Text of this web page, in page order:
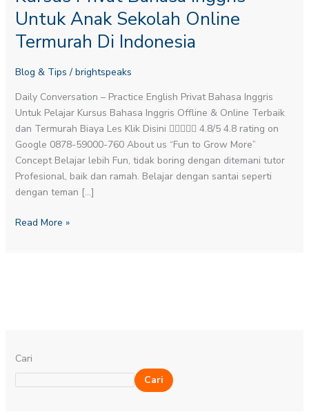
Untuk Anak Sekolah Online
Termurah Di Indonesia
Blog & Tips / brightspeaks
Daily Conversation – Practice English​ Privat Bahasa Inggris
Untuk Pelajar Kursus Bahasa Inggris Offline & Online Terbaik
dan Termurah Biaya Les Klik Disini  4.8/5 4.8 rating on
Google 0878-59000-760 About us “Fun to Grow More”
Concept Belajar lebih Fun, tidak boring dengan ditemani tutor
Profesional, baik dan ramah. Belajar dengan santai seperti
dengan teman […]
Inggris
Untuk
Anak
Online
Di
Indonesia
Read More »
Cari
Cari